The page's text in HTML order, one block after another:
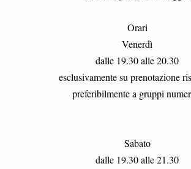
Orari
Venerdì
dalle 19.30 alle 20.30
esclusivamente su prenotazione
preferibilmente a gruppi
Sabato
dalle 19.30 alle 21.30